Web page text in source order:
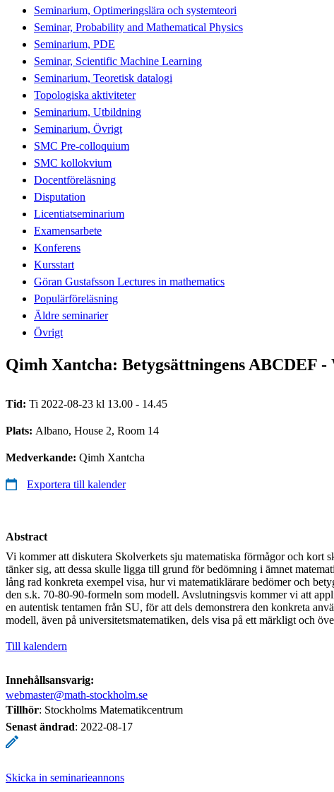
Seminarium, Optimeringslära och systemteori
Seminar, Probability and Mathematical Physics
Seminarium, PDE
Seminar, Scientific Machine Learning
Seminarium, Teoretisk datalogi
Topologiska aktiviteter
Seminarium, Utbildning
Seminarium, Övrigt
SMC Pre-colloquium
SMC kollokvium
Docentföreläsning
Disputation
Licentiatseminarium
Examensarbete
Konferens
Kursstart
Göran Gustafsson Lectures in mathematics
Populärföreläsning
Äldre seminarier
Övrigt
Qimh Xantcha: Betygsättningens ABCDEF
Tid: Ti 2022-08-23 kl 13.00 - 14.45
Plats: Albano, House 2, Room 14
Medverkande: Qimh Xantcha
Exportera till kalender
Abstract
Vi kommer att diskutera Skolverkets sju matematiska förmågor och kort
tänker sig, att dessa skulle ligga till grund för bedömning i ämnet
lång rad konkreta exempel visa, hur vi matematiklärare bedömer och
den s.k. 70-80-90-formeln som modell. Avslutningsvis kommer vi att
en autentisk tentamen från SU, för att dels demonstrera den konkreta
modell, även på universitetsmatematiken, dels visa på ett märkligt och
Till kalendern
Innehållsansvarig:
webmaster@math-stockholm.se
Tillhör: Stockholms Matematikcentrum
Senast ändrad: 2022-08-17
Skicka in seminarieannons